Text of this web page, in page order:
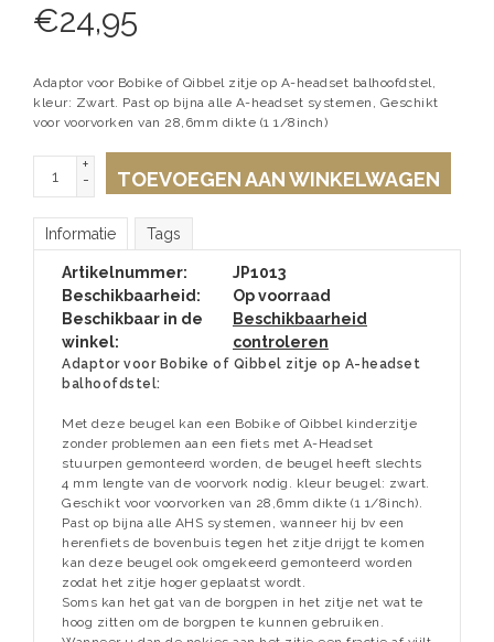
€24,95
Adaptor voor Bobike of Qibbel zitje op A-headset balhoofdstel,
kleur: Zwart. Past op bijna alle A-headset systemen, Geschikt
voor voorvorken van 28,6mm dikte (1 1/8inch)
+
-
TOEVOEGEN AAN WINKELWAGEN
Informatie Tags
Artikelnummer:
JP1013
Beschikbaarheid:
Op voorraad
Beschikbaar in de
winkel:
Beschikbaarheid
controleren
Adaptor voor Bobike of Qibbel zitje op A-headset
balhoofdstel:
Met deze beugel kan een Bobike of Qibbel kinderzitje
zonder problemen aan een fiets met A-Headset
stuurpen gemonteerd worden, de beugel heeft slechts
4 mm lengte van de voorvork nodig. kleur beugel: zwart.
Geschikt voor voorvorken van 28,6mm dikte (1 1/8inch).
Past op bijna alle AHS systemen, wanneer hij bv een
herenfiets de bovenbuis tegen het zitje drijgt te komen
kan deze beugel ook omgekeerd gemonteerd worden
zodat het zitje hoger geplaatst wordt.
Soms kan het gat van de borgpen in het zitje net wat te
hoog zitten om de borgpen te kunnen gebruiken.